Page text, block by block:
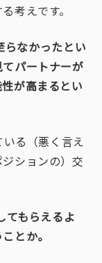
考えです。
なかったとい
パートナーが
が高まるとい
る（悪く言え
ションの）交
てもらえるよ
とか。